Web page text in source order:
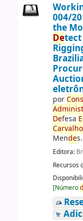
004/
the
Detect
por
Defesa
Carvalho
Mendes.
Editora:
Recursos
[Número